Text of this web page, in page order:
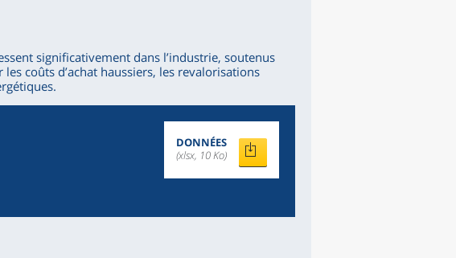
significativement dans l’industrie, soutenus
coûts d’achat haussiers, les revalorisations
DONNÉES
(xlsx, 10 Ko)